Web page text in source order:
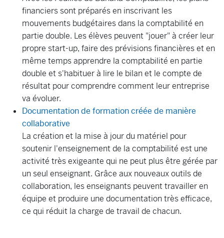
financiers sont préparés en inscrivant les
mouvements budgétaires dans la comptabilité en
partie double. Les élèves peuvent "jouer" à créer leur
propre start-up, faire des prévisions financières et en
même temps apprendre la comptabilité en partie
double et s'habituer à lire le bilan et le compte de
résultat pour comprendre comment leur entreprise
va évoluer.
Documentation de formation créée de manière
collaborative
La création et la mise à jour du matériel pour
soutenir l'enseignement de la comptabilité est une
activité très exigeante qui ne peut plus être gérée par
un seul enseignant. Grâce aux nouveaux outils de
collaboration, les enseignants peuvent travailler en
équipe et produire une documentation très efficace,
ce qui réduit la charge de travail de chacun.